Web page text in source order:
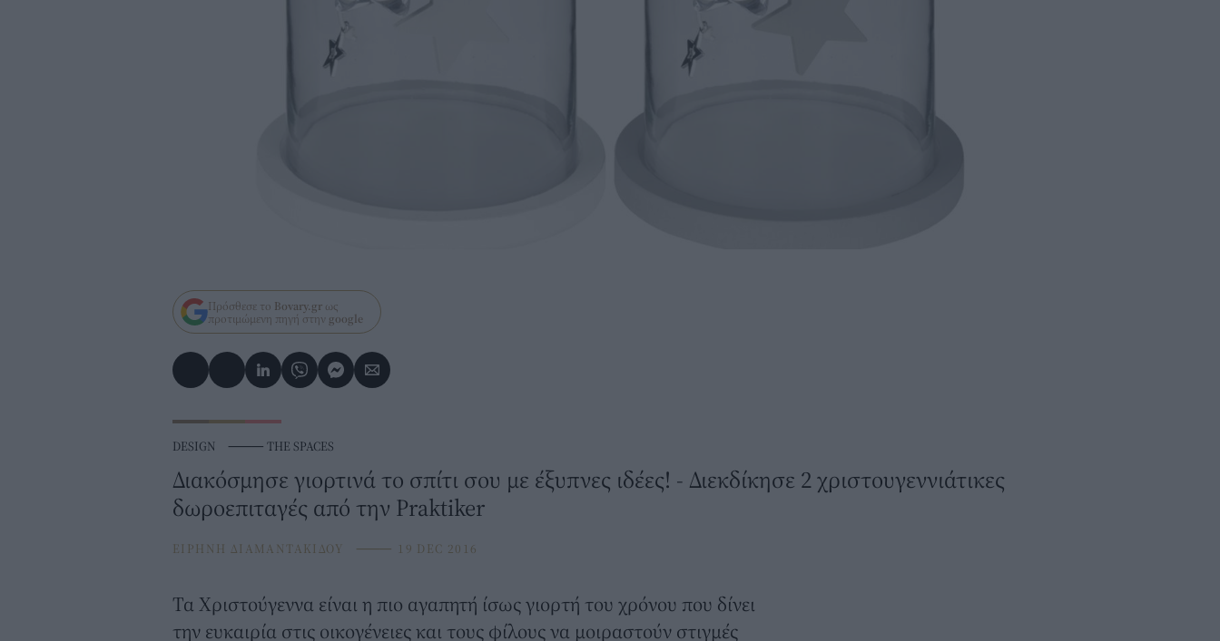
Πρόσθεσε το Bovary.gr ως
προτιμώμενη πηγή στην google
DESIGN ⸻ THE SPACES
Διακόσμησε γιορτινά το σπίτι σου με έξυπνες ιδέες! - Διεκδίκησε 2 χριστουγεννιάτικες
δωροεπιταγές από την Praktiker
ΕΙΡΗΝΗ ΔΙΑΜΑΝΤΑΚΙΔΟΥ ⸻ 19 DEC 2016
Τα Χριστούγεννα είναι η πιο αγαπητή ίσως γιορτή του χρόνου που δίνει
την ευκαιρία στις οικογένειες και τους φίλους να μοιραστούν στιγμές